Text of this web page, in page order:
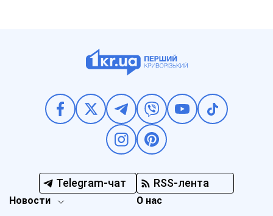
Telegram-чат RSS-лента
Новости О нас